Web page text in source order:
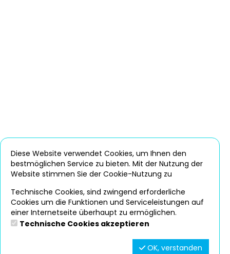
Diese Website verwendet Cookies, um Ihnen den
bestmöglichen Service zu bieten. Mit der Nutzung der
Website stimmen Sie der Cookie-Nutzung zu
Technische Cookies, sind zwingend erforderliche
Cookies um die Funktionen und Serviceleistungen auf
einer Internetseite überhaupt zu ermöglichen.
Technische Cookies akzeptieren
OK, verstanden